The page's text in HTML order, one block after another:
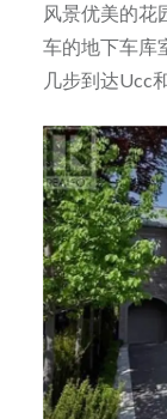
风景优美的花
车的地下车库
几步到达Ucc